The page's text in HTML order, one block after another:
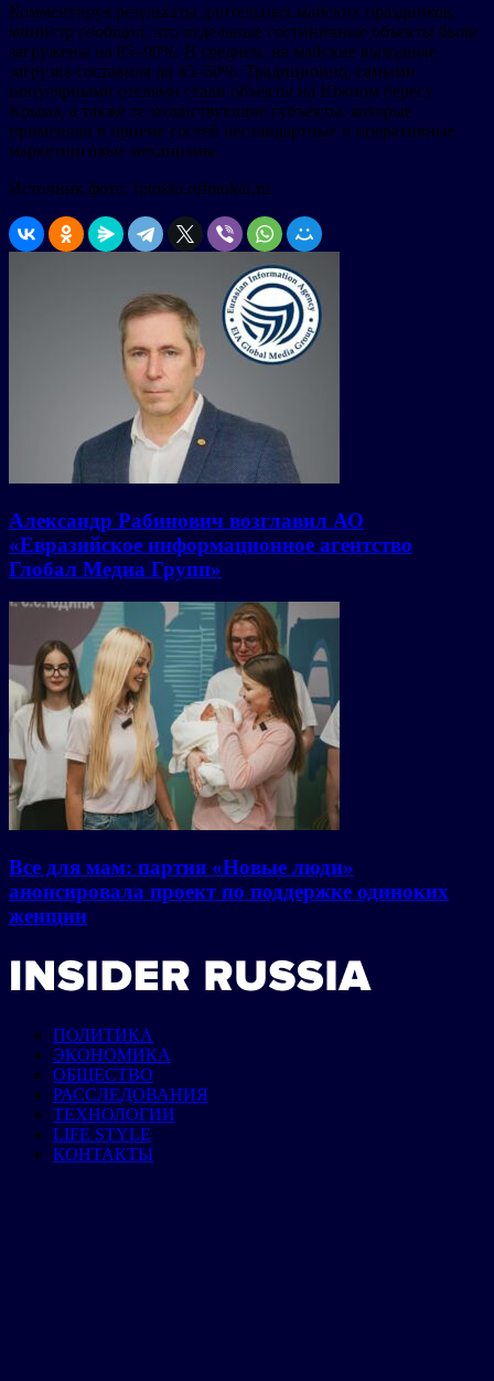
Комментируя результаты длительных майских праздников,
министр сообщил, что отдельные гостиничные объекты были
загружены на 85–90%. В среднем, на майские выходные
загрузка составила до 45–50%. Традиционно, самыми
популярными отелями стали объекты на Южном берегу
Крыма, а также те хозяйствующие субъекты, которые
применяли в приеме гостей нестандартные и оперативные
маркетинговые механизмы.
Источник фото: fotokto.rufotokto.ru
Александр Рабинович возглавил АО
«Евразийское информационное агентство
Глобал Медиа Групп»
Все для мам: партия «Новые люди»
анонсировала проект по поддержке одиноких
женщин
ПОЛИТИКА
ЭКОНОМИКА
ОБЩЕСТВО
РАССЛЕДОВАНИЯ
ТЕХНОЛОГИИ
LIFE STYLE
КОНТАКТЫ